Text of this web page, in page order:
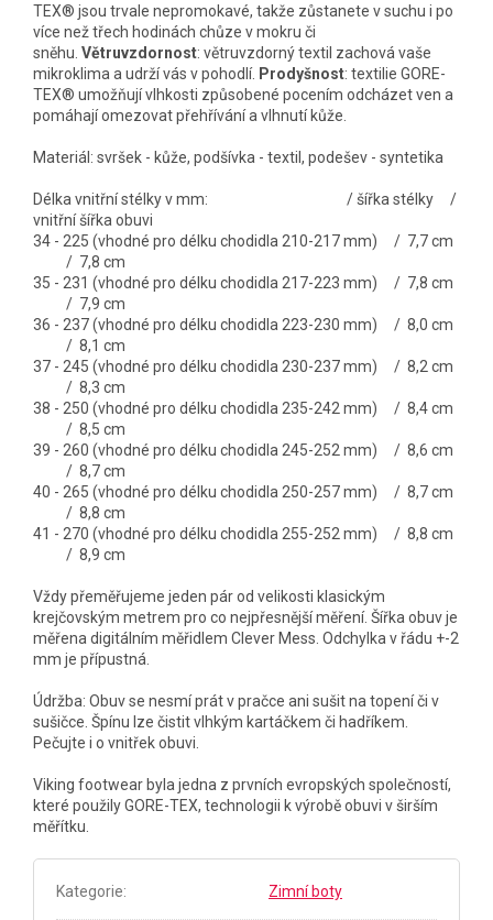
TEX® jsou trvale nepromokavé, takže zůstanete v suchu i po
více než třech hodinách chůze v mokru či
sněhu. Větruvzdornost: větruvzdorný textil zachová vaše
mikroklima a udrží vás v pohodlí. Prodyšnost: textilie GORE-
TEX® umožňují vlhkosti způsobené pocením odcházet ven a
pomáhají omezovat přehřívání a vlhnutí kůže.
Materiál: svršek - kůže, podšívka - textil, podešev - syntetika
Délka vnitřní stélky v mm: / šířka stélky /
vnitřní šířka obuvi
34 - 225 (vhodné pro délku chodidla 210-217 mm) / 7,7 cm
/ 7,8 cm
35 - 231 (vhodné pro délku chodidla 217-223 mm) / 7,8 cm
/ 7,9 cm
36 - 237 (vhodné pro délku chodidla 223-230 mm) / 8,0 cm
/ 8,1 cm
37 - 245 (vhodné pro délku chodidla 230-237 mm) / 8,2 cm
/ 8,3 cm
38 - 250 (vhodné pro délku chodidla 235-242 mm) / 8,4 cm
/ 8,5 cm
39 - 260 (vhodné pro délku chodidla 245-252 mm) / 8,6 cm
/ 8,7 cm
40 - 265 (vhodné pro délku chodidla 250-257 mm) / 8,7 cm
/ 8,8 cm
41 - 270 (vhodné pro délku chodidla 255-252 mm) / 8,8 cm
/ 8,9 cm
Vždy přeměřujeme jeden pár od velikosti klasickým
krejčovským metrem pro co nejpřesnější měření. Šířka obuv je
měřena digitálním měřidlem Clever Mess. Odchylka v řádu +-2
mm je přípustná.
Údržba: Obuv se nesmí prát v pračce ani sušit na topení či v
sušičce. Špínu lze čistit vlhkým kartáčkem či hadříkem.
Pečujte i o vnitřek obuvi.
Viking footwear byla jedna z prvních evropských společností,
které použily GORE-TEX, technologii k výrobě obuvi v širším
měřítku.
Kategorie: Zimní boty